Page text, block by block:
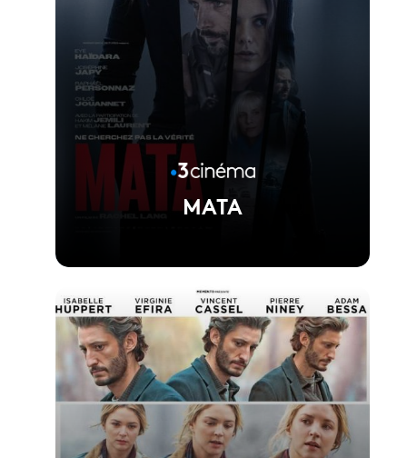
MATA
Réalisé par Rachel Lang
Voir la fiche du film